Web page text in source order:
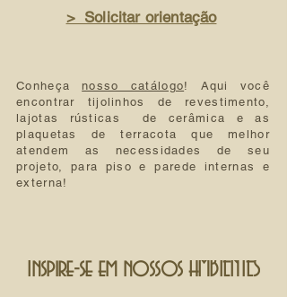
> Solicitar orientação
Conheça nosso catálogo! Aqui você
encontrar tijolinhos de revestimento,
lajotas rústicas de cerâmica e as
plaquetas de terracota que melhor
atendem as necessidades de seu
projeto, para piso e parede internas e
externa!
Inspire-se em nossos AMBIENTES